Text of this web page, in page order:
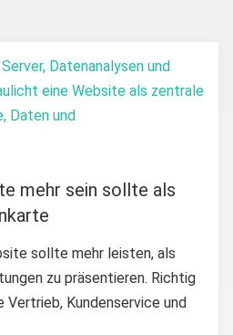
mehr sein sollte als
sollte mehr leisten, als
zu präsentieren. Richtig
Kundenservice und